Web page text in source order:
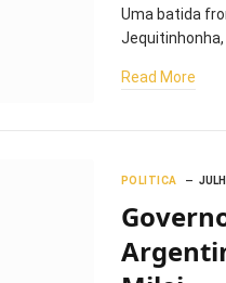
Uma batida
Jequitinhonha,
Read More
POLITICA